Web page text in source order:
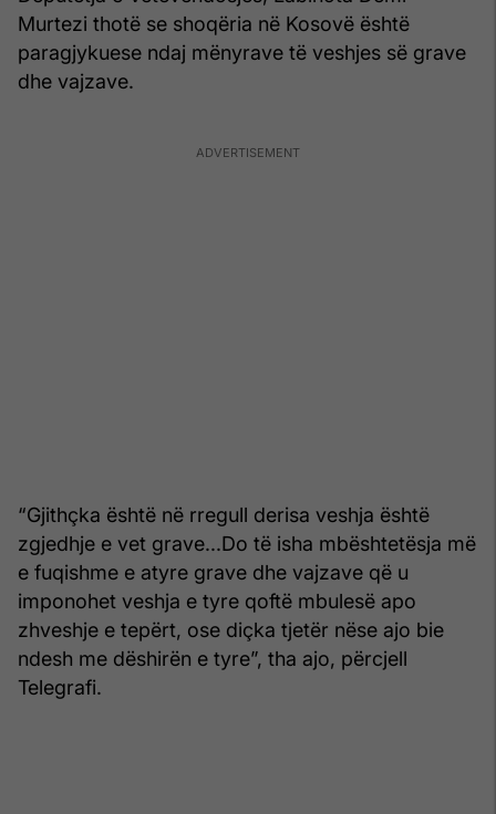
Murtezi thotë se shoqëria në Kosovë është
paragjykuese ndaj mënyrave të veshjes së grave
dhe vajzave.
“Gjithçka është në rregull derisa veshja është
zgjedhje e vet grave...Do të isha mbështetësja më
e fuqishme e atyre grave dhe vajzave që u
imponohet veshja e tyre qoftë mbulesë apo
zhveshje e tepërt, ose diçka tjetër nëse ajo bie
ndesh me dëshirën e tyre”, tha ajo, përcjell
Telegrafi.